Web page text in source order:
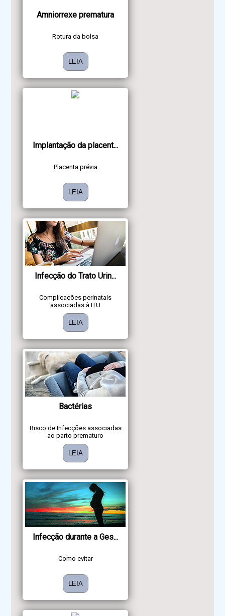
Amniorrexe prematura
Rotura da bolsa
LEIA
Implantação da placent...
Placenta prévia
LEIA
Infecção do Trato Urin...
Complicações perinatais
associadas à ITU
LEIA
Bactérias
Risco de Infecções associadas
ao parto prematuro
LEIA
Infecção durante a Ges...
Como evitar
LEIA